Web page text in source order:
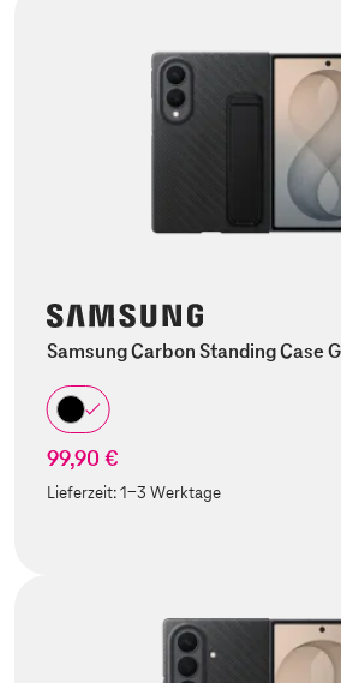
Samsung Carbon Standing Case
99,90 €
Lieferzeit:1-3 Werktage